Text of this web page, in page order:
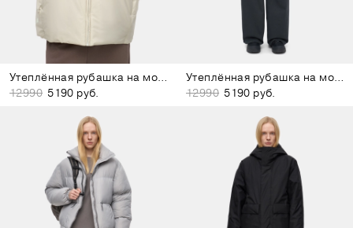
Утеплённая рубашка на молнии молочная
12990 5190 руб.
Утеплённая рубашка на молнии тёмно-серая
12990 5190 руб.